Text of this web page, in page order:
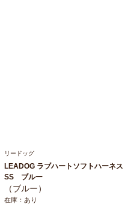
リードッグ
LEADOG ラブハートソフトハーネス
SS ブルー
（ブルー）
在庫：あり